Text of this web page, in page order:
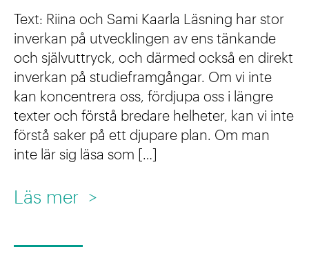
r
n
b
y
g
g
a
e
h
l
t
t
ö
v
e
r
Text: Riina och Sami Kaarla Läsning har stor
inverkan på utvecklingen av ens tänkande
och självuttryck, och därmed också en direkt
inverkan på studieframgångar. Om vi inte
kan koncentrera oss, fördjupa oss i längre
texter och förstå bredare helheter, kan vi inte
förstå saker på ett djupare plan. Om man
inte lär sig läsa som […]
Läs mer:
i
>